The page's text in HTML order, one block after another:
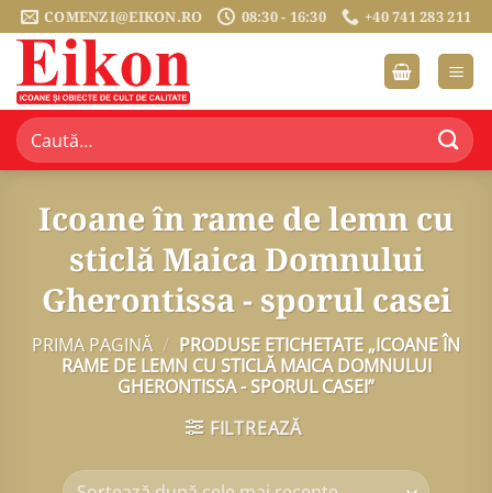
Sari
la
conținut
COMENZI@EIKON.RO 08:30 - 16:30 +40 741 283 211
Caută
după:
Icoane în rame de lemn cu
sticlă Maica Domnului
Gherontissa - sporul casei
PRIMA PAGINĂ / PRODUSE ETICHETATE „ICOANE ÎN
RAME DE LEMN CU STICLĂ MAICA DOMNULUI
GHERONTISSA - SPORUL CASEI”
FILTREAZĂ